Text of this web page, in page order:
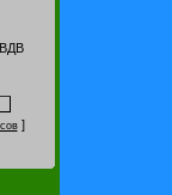
ВДВ
]